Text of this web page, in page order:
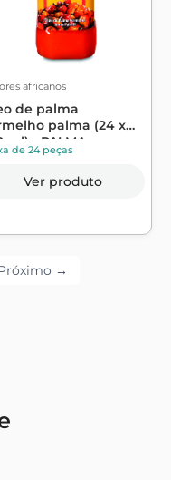
africanos
de palma
palma (24 x
ml) - PALMA
de 24 peças
Ver produto
→